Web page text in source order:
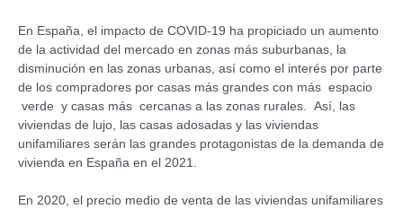
En España, el impacto de COVID-19 ha propiciado un aumento
de la actividad del mercado en zonas más suburbanas, la
disminución en las zonas urbanas, así como el interés por parte
de los compradores por casas más grandes con más espacio
verde y casas más cercanas a las zonas rurales. Así, las
viviendas de lujo, las casas adosadas y las viviendas
unifamiliares serán las grandes protagonistas de la demanda de
vivienda en España en el 2021.
En 2020, el precio medio de venta de las viviendas unifamiliares